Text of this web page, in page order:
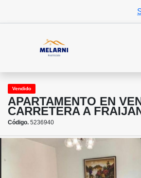
Vendido
APARTAMENTO EN
CARRETERA A
Código. 5236940